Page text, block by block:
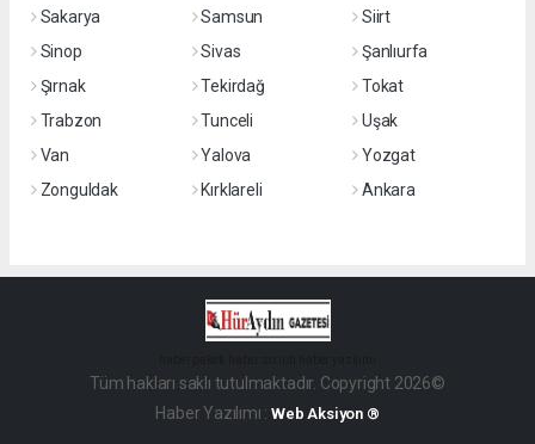
Sakarya
Samsun
Siirt
Sinop
Sivas
Şanlıurfa
Şırnak
Tekirdağ
Tokat
Trabzon
Tunceli
Uşak
Van
Yalova
Yozgat
Zonguldak
Kırklareli Ankara
Tüm hakları saklı tutulmaktadır. Copyright 2026©
Haber Yazılımı :Web Aksiyon ®